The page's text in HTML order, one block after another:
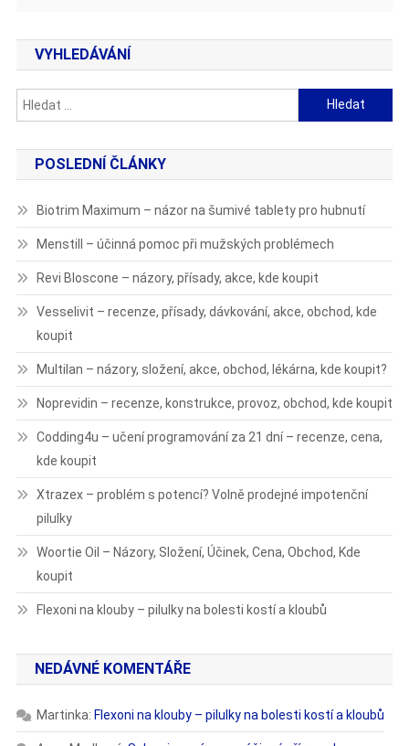
VYHLEDÁVÁNÍ
Vyhledávání
POSLEDNÍ ČLÁNKY
Biotrim Maximum – názor na šumivé tablety pro hubnutí
Menstill – účinná pomoc při mužských problémech
Revi Bloscone – názory, přísady, akce, kde koupit
Vesselivit – recenze, přísady, dávkování, akce, obchod, kde
koupit
Multilan – názory, složení, akce, obchod, lékárna, kde koupit?
Noprevidin – recenze, konstrukce, provoz, obchod, kde koupit
Codding4u – učení programování za 21 dní – recenze, cena,
kde koupit
Xtrazex – problém s potencí? Volně prodejné impotenční
pilulky
Woortie Oil – Názory, Složení, Účinek, Cena, Obchod, Kde
koupit
Flexoni na klouby – pilulky na bolesti kostí a kloubů
NEDÁVNÉ KOMENTÁŘE
Martinka: Flexoni na klouby – pilulky na bolesti kostí a kloubů